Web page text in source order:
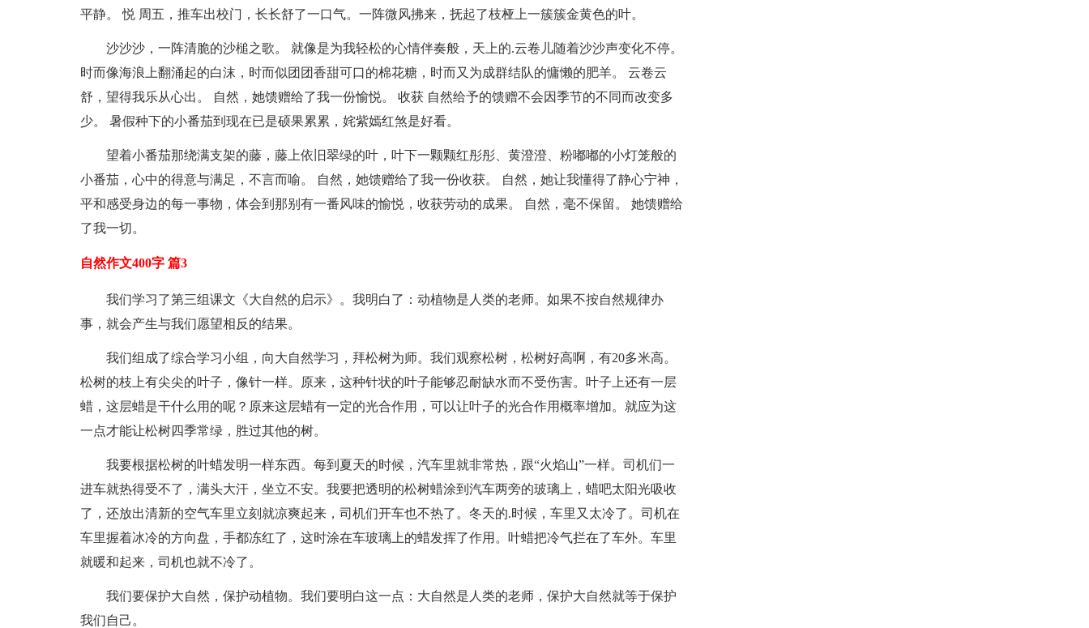
平静。 悦 周五，推车出校门，长长舒了一口气。一阵微风拂来，抚起了枝桠上一簇簇金黄色的叶。
沙沙沙，一阵清脆的沙槌之歌。 就像是为我轻松的心情伴奏般，天上的.云卷儿随着沙沙声变化不停。
时而像海浪上翻涌起的白沫，时而似团团香甜可口的棉花糖，时而又为成群结队的慵懒的肥羊。 云卷云
舒，望得我乐从心出。 自然，她馈赠给了我一份愉悦。 收获 自然给予的馈赠不会因季节的不同而改变多
少。 暑假种下的小番茄到现在已是硕果累累，姹紫嫣红煞是好看。
望着小番茄那绕满支架的藤，藤上依旧翠绿的叶，叶下一颗颗红彤彤、黄澄澄、粉嘟嘟的小灯笼般的
小番茄，心中的得意与满足，不言而喻。 自然，她馈赠给了我一份收获。 自然，她让我懂得了静心宁神，
平和感受身边的每一事物，体会到那别有一番风味的愉悦，收获劳动的成果。 自然，毫不保留。 她馈赠给
了我一切。
自然作文400字 篇3
我们学习了第三组课文《大自然的启示》。我明白了：动植物是人类的老师。如果不按自然规律办
事，就会产生与我们愿望相反的结果。
我们组成了综合学习小组，向大自然学习，拜松树为师。我们观察松树，松树好高啊，有20多米高。
松树的枝上有尖尖的叶子，像针一样。原来，这种针状的叶子能够忍耐缺水而不受伤害。叶子上还有一层
蜡，这层蜡是干什么用的呢？原来这层蜡有一定的光合作用，可以让叶子的光合作用概率增加。就应为这
一点才能让松树四季常绿，胜过其他的树。
我要根据松树的叶蜡发明一样东西。每到夏天的时候，汽车里就非常热，跟“火焰山”一样。司机们一
进车就热得受不了，满头大汗，坐立不安。我要把透明的松树蜡涂到汽车两旁的玻璃上，蜡吧太阳光吸收
了，还放出清新的空气车里立刻就凉爽起来，司机们开车也不热了。冬天的.时候，车里又太冷了。司机在
车里握着冰冷的方向盘，手都冻红了，这时涂在车玻璃上的蜡发挥了作用。叶蜡把冷气拦在了车外。车里
就暖和起来，司机也就不冷了。
我们要保护大自然，保护动植物。我们要明白这一点：大自然是人类的老师，保护大自然就等于保护
我们自己。